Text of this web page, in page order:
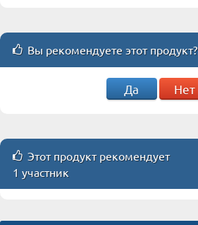
Вы рекомендуете этот продукт?
Да Нет
Этот продукт рекомендует
1 участник